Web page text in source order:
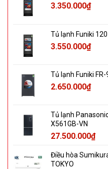
3.350.000₫
Tủ lạnh Funiki
3.550.000₫
Tủ lạnh Funiki
2.650.000₫
Tủ lạnh
X561GB-VN
27.500.000₫
Điều hòa
TOKYO